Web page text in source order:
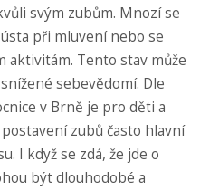
svým zubům. Mnozí se
při mluvení nebo se
aktivitám. Tento stav může
sebevědomí. Dle
v Brně je pro děti a
zubů často hlavní
I když se zdá, že jde o
být dlouhodobé a